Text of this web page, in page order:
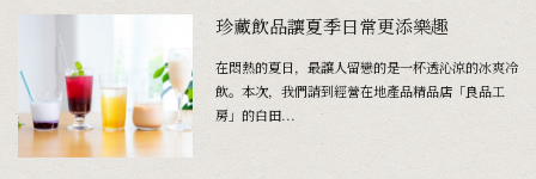
珍藏飲品讓夏季日常更添樂趣
在悶熱的夏日，最讓人留戀的是一杯透沁涼的冰爽冷
飲。本次，我們請到經營在地產品精品店「良品工
房」的白田...